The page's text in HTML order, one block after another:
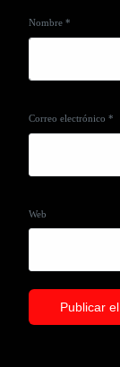
Nombre*
Correo electrónico*
Web